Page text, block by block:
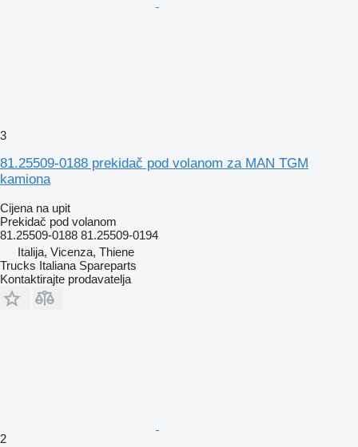
3
81.25509-0188 prekidač pod volanom za MAN TGM
kamiona
Cijena na upit
Prekidač pod volanom
81.25509-0188 81.25509-0194
Italija, Vicenza, Thiene
Trucks Italiana Spareparts
Kontaktirajte prodavatelja
2